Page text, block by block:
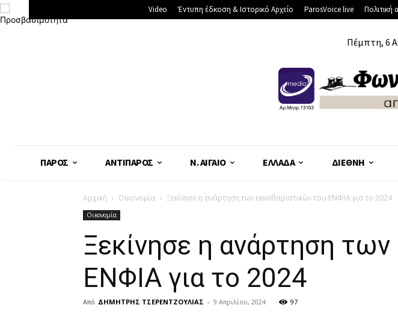
Video Έντυπη έδκοση & Ιστορικό Αρχείο ParosVoice live
Πέμπτη, 6
ΠΆΡΟΣ ΑΝΤΊΠΑΡΟΣ Ν. ΑΙΓΑΊΟ ΕΛΛΆΔΑ ΔΙΕΘΝΉ
Αρχική Οικονομία Ξεκίνησε η ανάρτηση των εκκαθαριστικών του ΕΝΦΙΑ για το 2024
Οικονομία
Ξεκίνησε η ανάρτηση
ΕΝΦΙΑ για το 2024
Από ΔΗΜΗΤΡΗΣ ΤΣΕΡΕΝΤΖΟΥΛΙΑΣ - 9 Απριλίου, 2024 97